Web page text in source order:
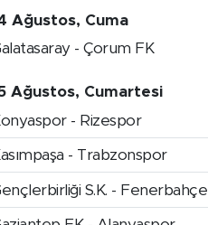
Ağustos, Cuma
- Çorum FK
Ağustos, Cumartesi
- Rizespor
- Trabzonspor
S.K. - Fenerbahçe